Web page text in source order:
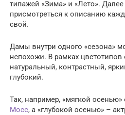
типажей «Зима» и «Лето». Далее
присмотреться к описанию
свой.
Дамы внутри одного «сезона»
непохожи. В рамках
натуральный, контрастный,
глубокий.
Так, например, «мягкой осенью»
Мосс, а «глубокой осенью» –